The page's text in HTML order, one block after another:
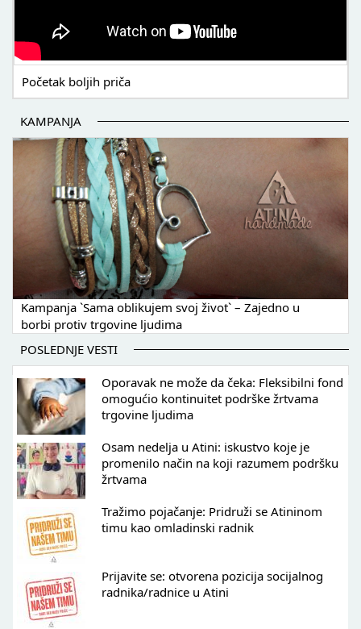
Početak boljih priča
KAMPANJA
Kampanja `Sama oblikujem svoj život` – Zajedno u
borbi protiv trgovine ljudima
POSLEDNJE VESTI
Oporavak ne može da čeka: Fleksibilni fond
omogućio kontinuitet podrške žrtvama
trgovine ljudima
Osam nedelja u Atini: iskustvo koje je
promenilo način na koji razumem podršku
žrtvama
Tražimo pojačanje: Pridruži se Atininom
timu kao omladinski radnik
Prijavite se: otvorena pozicija socijalnog
radnika/radnice u Atini